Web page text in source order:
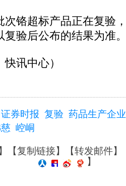
铬超标产品正在复验
复验后公布的结果为准
讯中心）
证券时报 复验 药品生产企业
崆峒
【复制链接】【转发邮件】
】